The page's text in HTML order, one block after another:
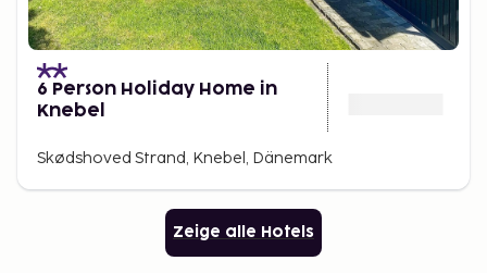
6 Person Holiday Home in
Knebel
Skødshoved Strand, Knebel, Dänemark
Zeige alle Hotels